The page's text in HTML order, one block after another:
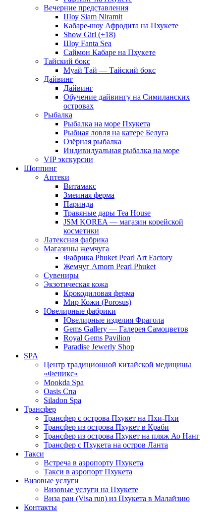
Вечерние представления
Шоу Siam Niramit
Кабаре-шоу Афродита на Пхукете
Show Girl (+18)
Шоу Fanta Sea
Саймон Кабаре на Пхукете
Тайский бокс
Муай Тай — Тайский бокс
Дайвинг
Дайвинг
Обучение дайвингу на Симиланских
островах
Рыбалка
Рыбалка на море Пхукета
Рыбная ловля на катере Белуга
Озёрная рыбалка
Индивидуальная рыбалка на море
VIP экскурсии
Шоппинг
Аптеки
Витамакс
Змеиная ферма
Паринда
Травяные дары Tea House
JSM KOREA — магазин корейской
косметики
Латексная фабрика
Магазины жемчуга
Фабрика Phuket Pearl Art Factory
Жемчуг Amorn Pearl Phuket
Сувениры
Экзотическая кожа
Крокодиловая ферма
Мир Кожи (Porosus)
Ювелирные фабрики
Ювелирные изделия Фрагола
Gems Gallery — Галерея Самоцветов
Royal Gems Pavilion
Paradise Jewerly Shop
SPA
Центр традиционной китайской медицины
«Феникс»
Mookda Spa
Oasis Спа
Siladon Spa
Трансфер
Трансфер с острова Пхукет на Пхи-Пхи
Трансфер из острова Пхукет в Краби
Трансфер из острова Пхукет на пляж Ао Нанг
Трансфер с Пхукета на остров Ланта
Такси
Встреча в аэропорту Пхукета
Такси в аэропорт Пхукета
Визовые услуги
Визовые услуги на Пхукете
Виза ран (Visa run) из Пхукета в Малайзию
Контакты